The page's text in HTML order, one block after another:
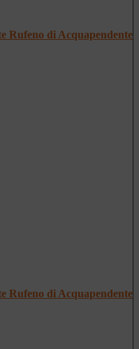
Rufeno di Acquapendente
Rufeno di Acquapendente